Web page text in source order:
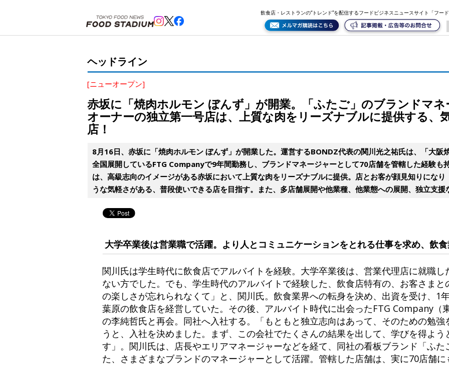
飲食店・レストランの“トレンド”を配信するフードビジネスニュースサイト「フー
ヘッドライン
[ニューオープン]
赤坂に「焼肉ホルモン ぼんず」が開業。「ふたご」のブランドマ
オーナーの独立第一号店は、上質な肉をリーズナブルに提供する、
店！
8月16日、赤坂に「焼肉ホルモン ぼんず」が開業した。運営するBONDZ代表の関川光之祐氏は、「大阪
全国展開しているFTG Companyで9年間勤務し、ブランドマネージャーとして70店舗を管轄した経験も
は、高級志向のイメージがある赤坂において上質な肉をリーズナブルに提供。店とお客が顔見知りにな
うな気軽さがある、普段使いできる店を目指す。また、多店舗展開や他業種、他業態への展開、独立支
大学卒業後は営業職で活躍。より人とコミュニケーションをとれる仕事を求め、飲
関川氏は学生時代に飲食店でアルバイトを経験。大学卒業後は、営業代理店に就職し
ない方でした。でも、学生時代のアルバイトで経験した、飲食店特有の、お客さまと
の楽しさが忘れられなくて」と、関川氏。飲食業界への転身を決め、出資を受け、1
葉原の飲食店を経営していた。その後、アルバイト時代に出会ったFTG Company（
の李純哲氏と再会。同社へ入社する。「もともと独立志向はあって、そのための勉強
うと、入社を決めました。まず、この会社でたくさんの結果を出して、学びを得よう
す」。関川氏は、店長やエリアマネージャーなどを経て、同社の看板ブランド「ふた
た、さまざまなブランドのマネージャーとして活躍。管轄した店舗は、実に70店舗に